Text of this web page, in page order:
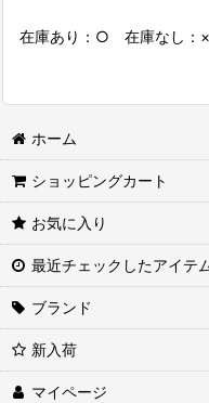
在庫あり：○ 在庫なし：×
ホーム
ショッピングカート
お気に入り
最近チェックしたアイテ
ブランド
新入荷
マイページ